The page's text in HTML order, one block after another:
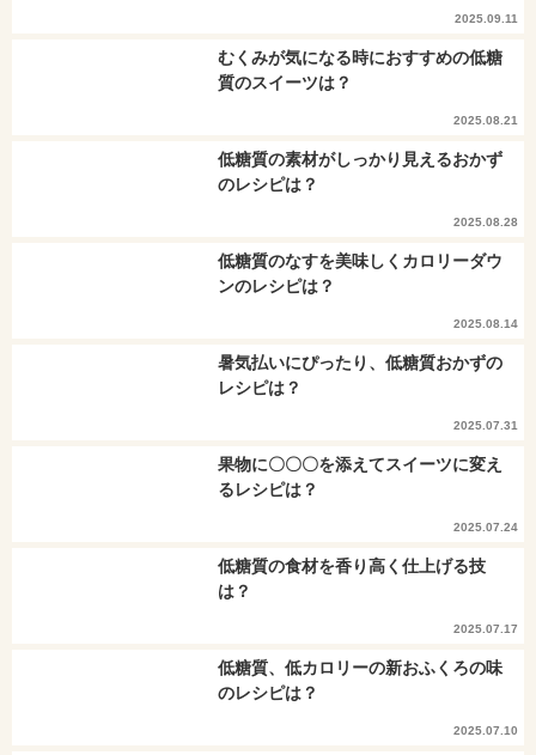
2025.09.11
むくみが気になる時におすすめの低糖
質のスイーツは？
2025.08.21
低糖質の素材がしっかり見えるおかず
のレシピは？
2025.08.28
低糖質のなすを美味しくカロリーダウ
ンのレシピは？
2025.08.14
暑気払いにぴったり、低糖質おかずの
レシピは？
2025.07.31
果物に〇〇〇を添えてスイーツに変え
るレシピは？
2025.07.24
低糖質の食材を香り高く仕上げる技
は？
2025.07.17
低糖質、低カロリーの新おふくろの味
のレシピは？
2025.07.10